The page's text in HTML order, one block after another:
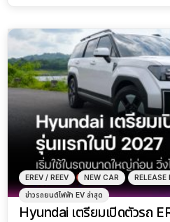
EREV / REEV NEW CAR RELEASE
ข่าวรถยนต์ไฟฟ้า EV ล่าสุด
Hyundai เตรียมเปิดตัวรถ